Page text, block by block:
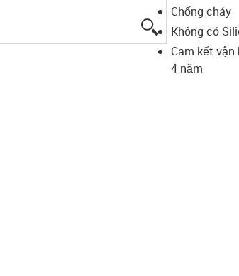
igus-icon-lupe
Chống cháy
Không có
Cam kết
4 năm